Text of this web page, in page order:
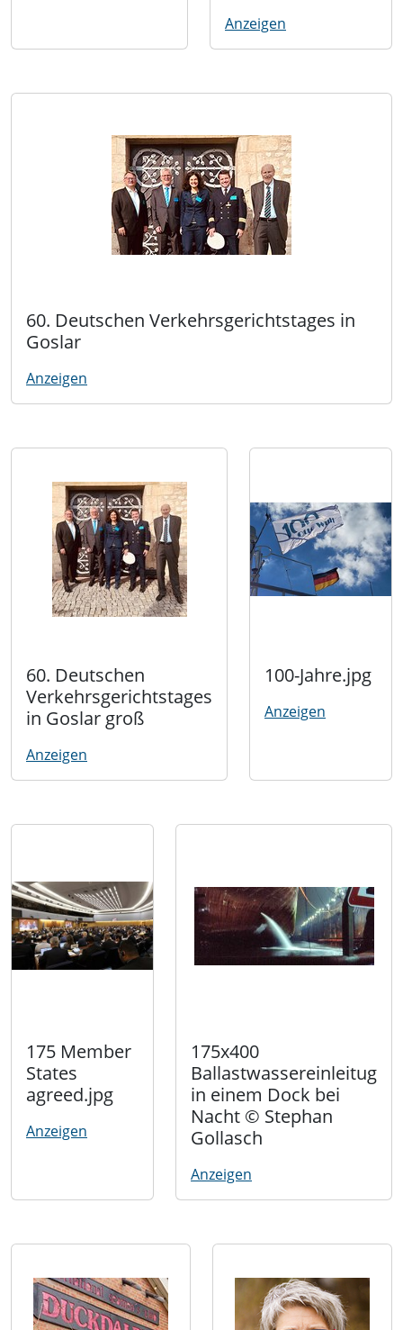
Anzeigen
60. Deutschen Verkehrsgerichtstages in
Goslar
Anzeigen
60. Deutschen
Verkehrsgerichtstages
in Goslar groß
Anzeigen
100-Jahre.jpg
Anzeigen
175 Member
States
agreed.jpg
Anzeigen
175x400
Ballastwassereinleitug
in einem Dock bei
Nacht © Stephan
Gollasch
Anzeigen